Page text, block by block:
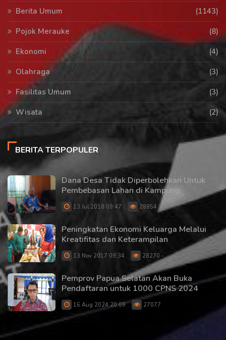
Berita Umum
(1143)
Pojok Merauke
(8)
Ekonomi
(4)
Olahraga
(3)
Fasilitas Umum
(3)
Wisata
(2)
BERITA TERPOPULER
Dana Desa Tidak Diperbolehkan Untuk
Pembebasan Lahan di Kampung
13 Jul 2018 09:47 28854
Peningkatan Ekonomi Keluarga Melalui
Kreatifitas dan Keterampilan
13 Nov 2017 09:34 28270
Pemprov Papua Selatan Akan Buka
Pendaftaran untuk 1000 CPNS 2024
16 Aug 2024 20:09 27077